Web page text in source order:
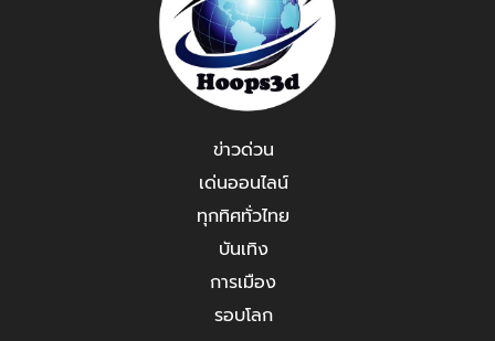
ข่าวด่วน
เด่นออนไลน์
ทุกทิศทั่วไทย
บันเทิง
การเมือง
รอบโลก